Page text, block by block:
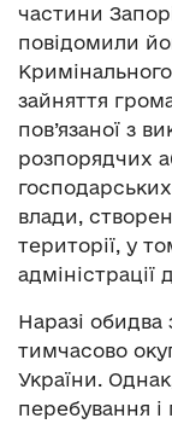
частини
повідомили
зайняття
пов’язаної з
розпорядчих
влади,
території, у
Наразі
тимчасово
України.
перебування